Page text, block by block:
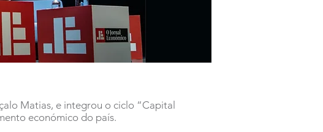
Matias, e integrou o ciclo “Capital
económico do país.